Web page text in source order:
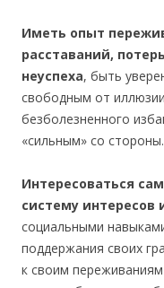
Иметь опыт
расставаний,
неуспеха, быть
свободным от
безболезненного
«сильным» со стороны.
Интересоваться
систему интересов
социальными
поддержания своих
к своим